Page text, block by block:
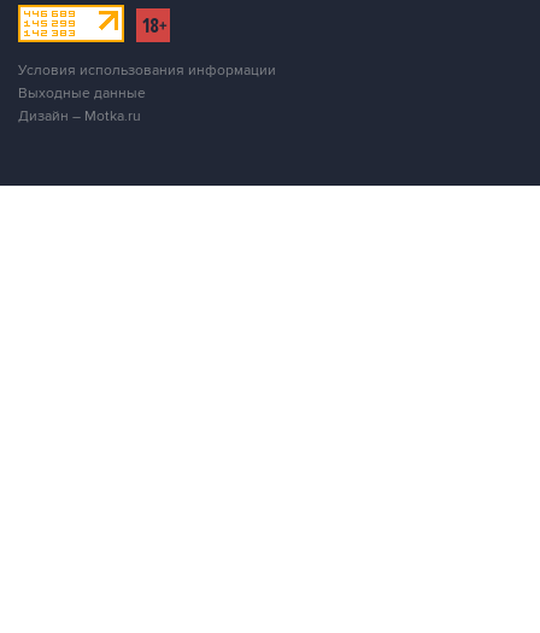
Условия использования информации
Выходные данные
Дизайн – Motka.ru